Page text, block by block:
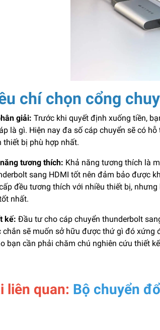
chí chọn cổng
giải: Trước khi quyết định xuống tiền,
là gì. Hiện nay đa số cáp chuyển sẽ có
thiết bị phù hợp nhất.
tương thích: Khả năng tương thích là
sang HDMI tốt nên đảm bảo được
đều tương thích với nhiều thiết bị,
nhất.
kế: Đầu tư cho cáp chuyển thunderbolt
chắn sẽ muốn sở hữu được thứ gì đó xứng
bạn cần phải chăm chú nghiên cứu thiết
liên quan: Bộ chuyển